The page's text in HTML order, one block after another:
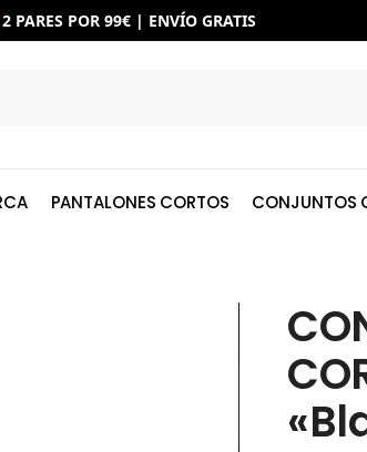
2 PARES POR 99€ | ENVÍO GRATIS
PANTALONES CORTOS CONJUNTOS